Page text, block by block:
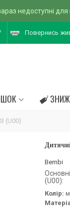
недоступні
Повернись
(U00)
Bembi
(U00):
Колір: